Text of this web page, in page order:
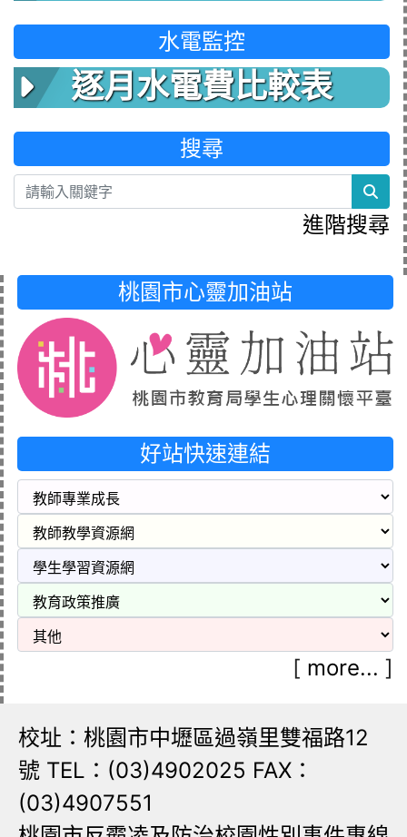
水電監控
逐月水電費比較表
搜尋
進階搜尋
桃園市心靈加油站
好站快速連結
[ more... ]
校址：桃園市中壢區過嶺里雙福路12
號 TEL：(03)4902025 FAX：
(03)4907551